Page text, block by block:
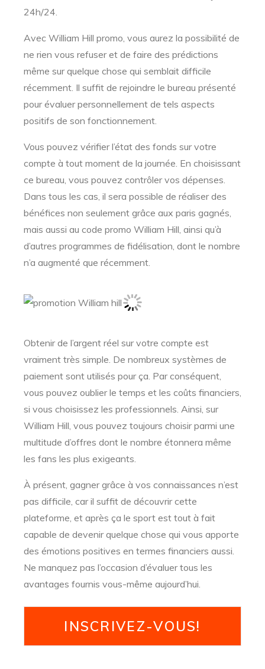
24h/24.
Avec William Hill promo, vous aurez la possibilité de
ne rien vous refuser et de faire des prédictions
même sur quelque chose qui semblait difficile
récemment. Il suffit de rejoindre le bureau présenté
pour évaluer personnellement de tels aspects
positifs de son fonctionnement.
Vous pouvez vérifier l’état des fonds sur votre
compte à tout moment de la journée. En choisissant
ce bureau, vous pouvez contrôler vos dépenses.
Dans tous les cas, il sera possible de réaliser des
bénéfices non seulement grâce aux paris gagnés,
mais aussi au code promo William Hill, ainsi qu’à
d’autres programmes de fidélisation, dont le nombre
n’a augmenté que récemment.
Obtenir de l’argent réel sur votre compte est
vraiment très simple. De nombreux systèmes de
paiement sont utilisés pour ça. Par conséquent,
vous pouvez oublier le temps et les coûts financiers,
si vous choisissez les professionnels. Ainsi, sur
William Hill, vous pouvez toujours choisir parmi une
multitude d’offres dont le nombre étonnera même
les fans les plus exigeants.
À présent, gagner grâce à vos connaissances n’est
pas difficile, car il suffit de découvrir cette
plateforme, et après ça le sport est tout à fait
capable de devenir quelque chose qui vous apporte
des émotions positives en termes financiers aussi.
Ne manquez pas l’occasion d’évaluer tous les
avantages fournis vous-même aujourd’hui.
INSCRIVEZ-VOUS!